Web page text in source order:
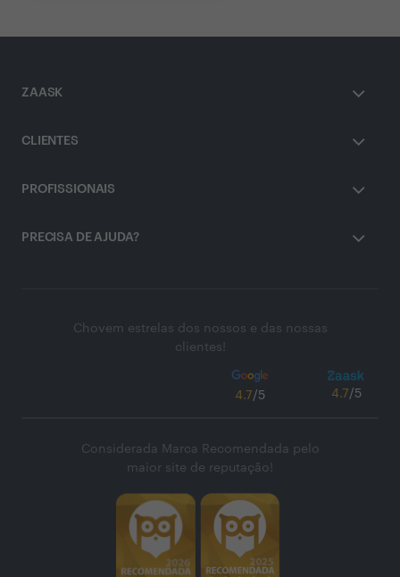
ZAASK
CLIENTES
PROFISSIONAIS
PRECISA DE AJUDA?
Chovem estrelas dos nossos e das nossas
clientes!
4.7/5 4.7/5
Considerada Marca Recomendada pelo
maior site de reputação!